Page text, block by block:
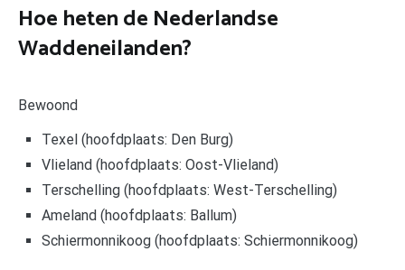
Hoe heten de Nederlandse
Waddeneilanden?
Bewoond
Texel (hoofdplaats: Den Burg)
Vlieland (hoofdplaats: Oost-Vlieland)
Terschelling (hoofdplaats: West-Terschelling)
Ameland (hoofdplaats: Ballum)
Schiermonnikoog (hoofdplaats: Schiermonnikoog)